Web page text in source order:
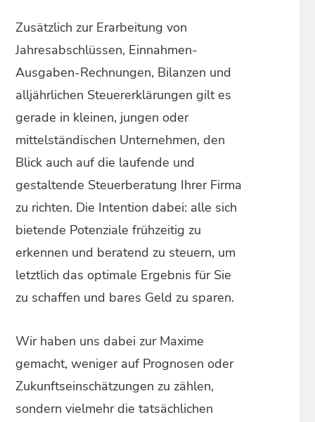
Zusätzlich zur Erarbeitung von
Jahresabschlüssen, Einnahmen-
Ausgaben-Rechnungen, Bilanzen und
alljährlichen Steuererklärungen gilt es
gerade in kleinen, jungen oder
mittelständischen Unternehmen, den
Blick auch auf die laufende und
gestaltende Steuerberatung Ihrer Firma
zu richten. Die Intention dabei: alle sich
bietende Potenziale frühzeitig zu
erkennen und beratend zu steuern, um
letztlich das optimale Ergebnis für Sie
zu schaffen und bares Geld zu sparen.
Wir haben uns dabei zur Maxime
gemacht, weniger auf Prognosen oder
Zukunftseinschätzungen zu zählen,
sondern vielmehr die tatsächlichen